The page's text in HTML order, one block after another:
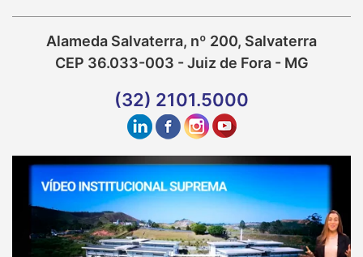
Alameda Salvaterra, nº 200, Salvaterra
CEP 36.033-003 - Juiz de Fora - MG
(32) 2101.5000